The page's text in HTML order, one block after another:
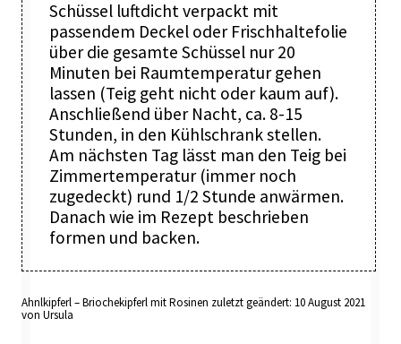
Schüssel luftdicht verpackt mit
passendem Deckel oder Frischhaltefolie
über die gesamte Schüssel nur 20
Minuten bei Raumtemperatur gehen
lassen (Teig geht nicht oder kaum auf).
Anschließend über Nacht, ca. 8-15
Stunden, in den Kühlschrank stellen.
Am nächsten Tag lässt man den Teig bei
Zimmertemperatur (immer noch
zugedeckt) rund 1/2 Stunde anwärmen.
Danach wie im Rezept beschrieben
formen und backen.
Ahnlkipferl – Briochekipferl mit Rosinen zuletzt geändert: 10 August 2021
von Ursula